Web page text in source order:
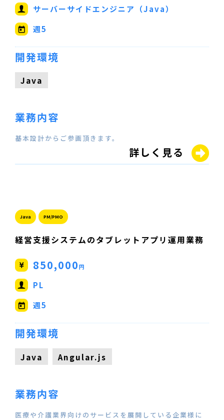
サーバーサイドエンジニア（Java）
週5
開発環境
Java
業務内容
基本設計からご参画頂きます。
詳しく見る
Java PM/PMO
経営支援システムのタブレットアプリ運用業務
850,000円
PL
週5
開発環境
Java Angular.js
業務内容
医療や介護業界向けのサービスを展開している企業様に